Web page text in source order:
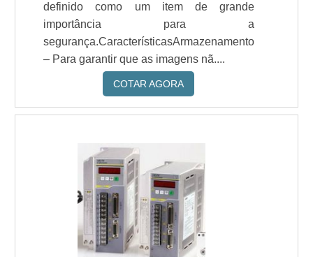
definido como um item de grande
importância para a
segurança.CaracterísticasArmazenamento
– Para garantir que as imagens nã....
COTAR AGORA